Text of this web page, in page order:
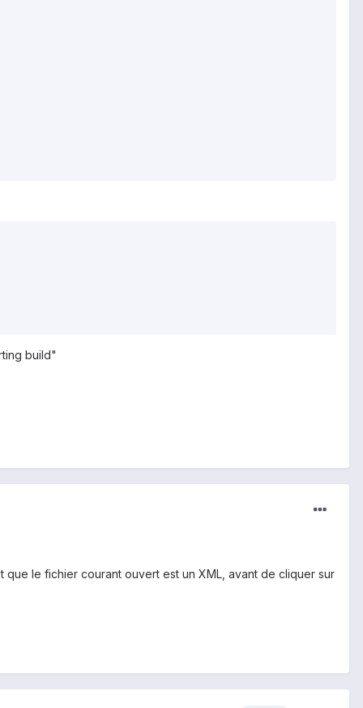
build"
le fichier courant ouvert est un XML, avant de cliquer sur